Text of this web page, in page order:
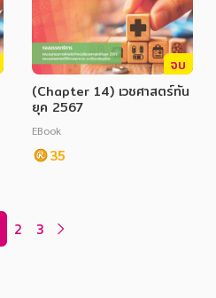
จบ
(Chapter 14) เวชศาสตร์ทัน
ยุค 2567
EBook
35
2 3